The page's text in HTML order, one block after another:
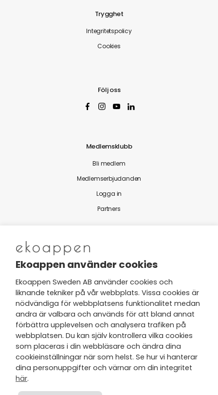
Trygghet
Integritetspolicy
Cookies
Följ oss
Medlemsklubb
Bli medlem
Medlemserbjudanden
Logga in
Partners
Nytt från Ekoappen
Jag har tagit del av Ekoappens
personuppgifts- och
integritetspolicyoch tar gärna del
av nyheter, hälsotips och exklusiva
erbjudanden via min e-post.
Ekoappen använder cookies
Ekoappen Sweden AB använder cookies och
liknande tekniker på vår webbplats. Vissa cookies är
nödvändiga för webbplatsens funktionalitet medan
andra är valbara och används för att bland annat
förbättra upplevelsen och analysera trafiken på
webbplatsen. Du kan själv kontrollera vilka cookies
som placeras i din webbläsare och ändra dina
cookieinställningar när som helst. Se hur vi hanterar
dina personuppgifter och värnar om din integritet
här.